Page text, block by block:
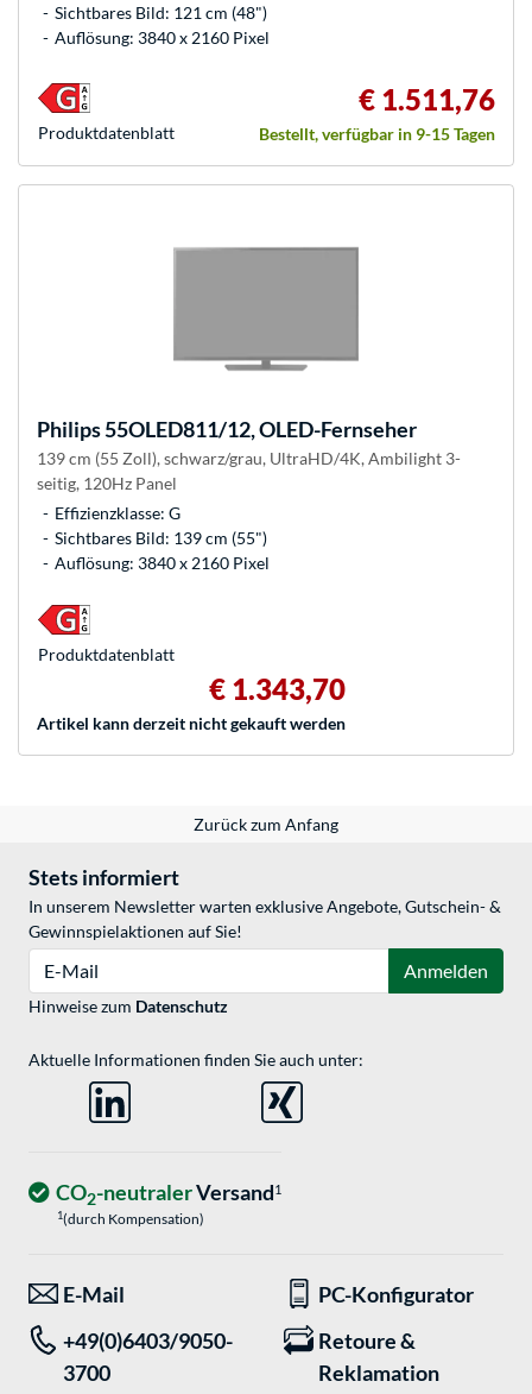
Sichtbares Bild: 121 cm (48")
Auflösung: 3840 x 2160 Pixel
€ 1.511,76
Bestellt, verfügbar in 9-15 Tagen
Produkt­datenblatt
Philips55OLED811/12, OLED-Fernseher
139 cm (55 Zoll), schwarz/grau, UltraHD/4K, Ambilight 3-
seitig, 120Hz Panel
Effizienzklasse: G
Sichtbares Bild: 139 cm (55")
Auflösung: 3840 x 2160 Pixel
€ 1.343,70
Artikel kann derzeit nicht gekauft werden
Produkt­datenblatt
Zurück zum Anfang
Stets informiert
In unserem Newsletter warten exklusive Angebote, Gutschein- &
Gewinnspielaktionen auf Sie!
Anmelden
Hinweise zum Datenschutz
Aktuelle Informationen finden Sie auch unter:
CO2-neutralerVersand1
1(durch Kompensation)
E-Mail
PC-Konfigurator
+49(0)6403/9050-
3700
Retoure &
Reklamation